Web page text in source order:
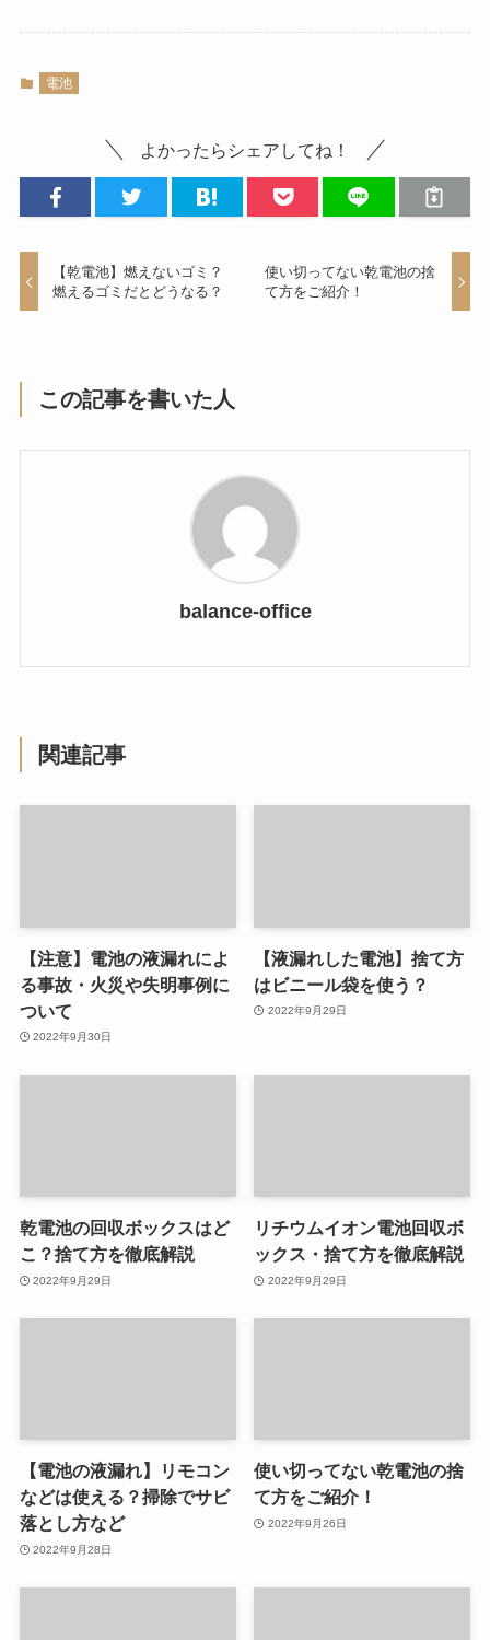
電池
よかったらシェアしてね！
【乾電池】燃えないゴミ？
燃えるゴミだとどうなる？
使い切ってない乾電池の捨
て方をご紹介！
この記事を書いた人
balance-office
関連記事
【注意】電池の液漏れによ
る事故・火災や失明事例に
ついて
2022年9月30日
【液漏れした電池】捨て方
はビニール袋を使う？
2022年9月29日
乾電池の回収ボックスはど
こ？捨て方を徹底解説
2022年9月29日
リチウムイオン電池回収ボ
ックス・捨て方を徹底解説
2022年9月29日
【電池の液漏れ】リモコン
などは使える？掃除でサビ
落とし方など
2022年9月28日
使い切ってない乾電池の捨
て方をご紹介！
2022年9月26日